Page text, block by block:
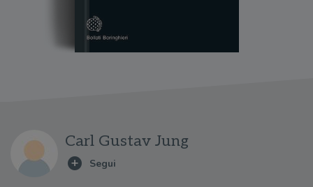
Carl Gustav Jung